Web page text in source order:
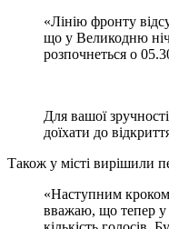
«Лінію фронту
що у Великодню ніч
розпочнеться о
Для вашої
доїхати до
Також у місті вирішили
«Наступним кроком
вважаю, що тепер у